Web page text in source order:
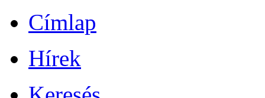
Címlap
Hírek